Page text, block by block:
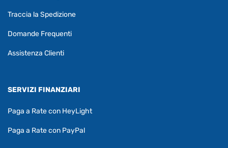
Traccia la Spedizione
Domande Frequenti
Assistenza Clienti
SERVIZI FINANZIARI
Paga a Rate con HeyLight
Paga a Rate con PayPal